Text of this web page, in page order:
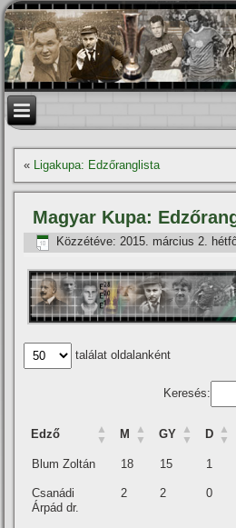
« Ligakupa: Edzőranglista
Magyar Kupa:
Közzétéve: 2015. március 2.
találat oldalanként
Keresés:
Edző M GY D
Edző
M GY D
Blum Zoltán 18 15 1
Csanádi
Árpád dr.
2 2 0